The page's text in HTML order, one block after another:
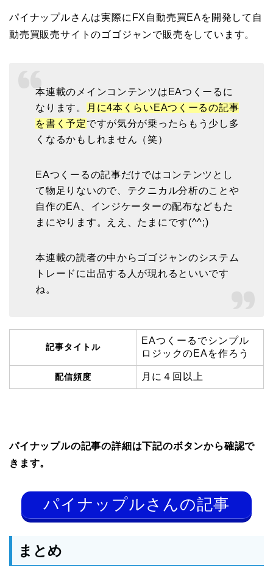
パイナップルさんは実際にFX自動売買EAを開発して自
動売買販売サイトのゴゴジャンで販売をしています。
本連載のメインコンテンツはEAつくーるに
なります。
月に4本くらいEAつくーるの記事
を書く予定ですが気分が乗ったらもう少し多
くなるかもしれません（笑）
EAつくーるの記事だけではコンテンツとし
て物足りないので、テクニカル分析のことや
自作のEA、インジケーターの配布などもた
まにやります。ええ、たまにです(^^;)
本連載の読者の中からゴゴジャンのシステム
トレードに出品する人が現れるといいです
ね。
記事タイトル
EAつくーるでシンプル
ロジックのEAを作ろう
配信頻度 月に４回以上
パイナップルの記事の詳細は下記のボタンから確認で
きます。
パイナップルさんの記事
まとめ